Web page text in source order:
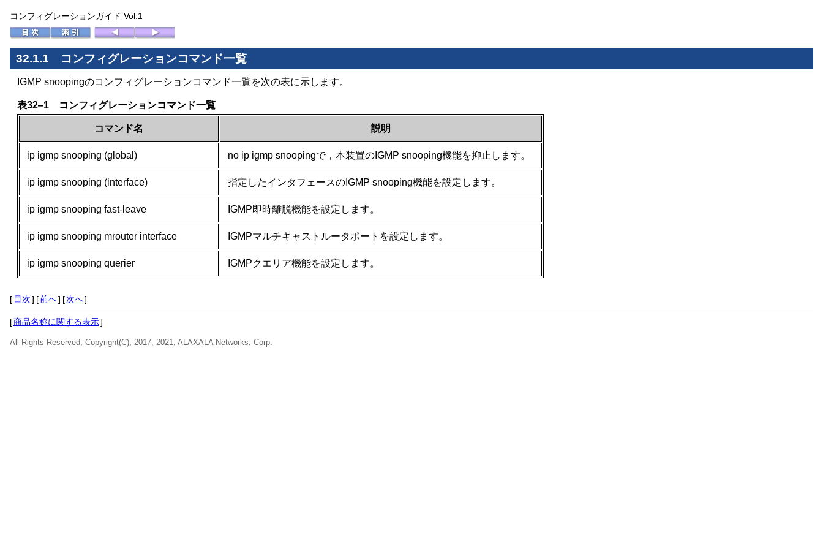
コンフィグレーションガイド Vol.1
32.1.1 コンフィグレーションコマンド一覧
IGMP snoopingのコンフィグレーションコマンド一覧を次の表に示します。
表32‒1 コンフィグレーションコマンド一覧
コマンド名 説明
ip igmp snooping (global) no ip igmp snoopingで，本装置のIGMP snooping機能を抑止します。
ip igmp snooping (interface) 指定したインタフェースのIGMP snooping機能を設定します。
ip igmp snooping fast-leave IGMP即時離脱機能を設定します。
ip igmp snooping mrouter interface IGMPマルチキャストルータポートを設定します。
ip igmp snooping querier IGMPクエリア機能を設定します。
[ 目次] [前へ] [次へ]
[商品名称に関する表示]
All Rights Reserved, Copyright(C), 2017, 2021, ALAXALA Networks, Corp.